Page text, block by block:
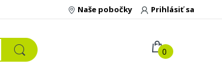
Prihlásiť sa
Naše pobočky
0